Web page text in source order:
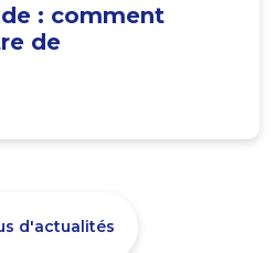
: comment
de
d'actualités